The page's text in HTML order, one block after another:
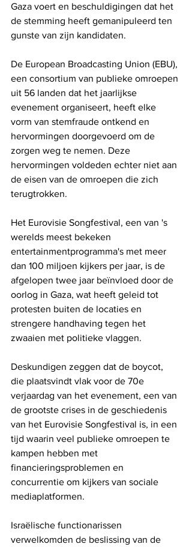
Gaza voert en beschuldigingen dat het
de stemming heeft gemanipuleerd ten
gunste van zijn kandidaten.
De European Broadcasting Union (EBU),
een consortium van publieke omroepen
uit 56 landen dat het jaarlijkse
evenement organiseert, heeft elke
vorm van stemfraude ontkend en
hervormingen doorgevoerd om de
zorgen weg te nemen. Deze
hervormingen voldeden echter niet aan
de eisen van de omroepen die zich
terugtrokken.
Het Eurovisie Songfestival, een van 's
werelds meest bekeken
entertainmentprogramma's met meer
dan 100 miljoen kijkers per jaar, is de
afgelopen twee jaar beïnvloed door de
oorlog in Gaza, wat heeft geleid tot
protesten buiten de locaties en
strengere handhaving tegen het
zwaaien met politieke vlaggen.
Deskundigen zeggen dat de boycot,
die plaatsvindt vlak voor de 70e
verjaardag van het evenement, een van
de grootste crises in de geschiedenis
van het Eurovisie Songfestival is, in een
tijd waarin veel publieke omroepen te
kampen hebben met
financieringsproblemen en
concurrentie om kijkers van sociale
mediaplatformen.
Israëlische functionarissen
verwelkomden de beslissing van de